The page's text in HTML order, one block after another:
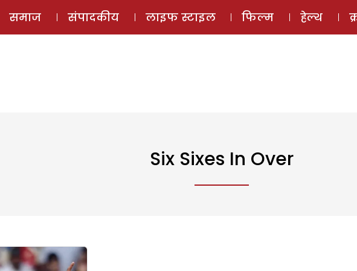
ई-मैगज़ीन
समाज संपादकीय लाइफ स्टाइल फिल्म हेल्थ
Six Sixes In Over